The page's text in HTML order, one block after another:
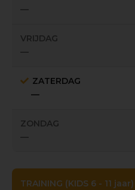
—
VRIJDAG
—
ZATERDAG
—
ZONDAG
—
TRAINING (KIDS 6 - 11 jaar)